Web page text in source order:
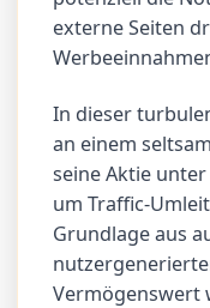
externe Seiten
In dieser
an einem
seine Aktie
um Traffic-
Grundlage aus
Vermögenswert